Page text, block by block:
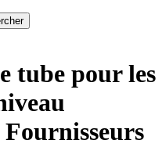
tube pour les